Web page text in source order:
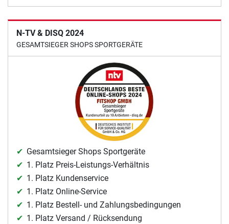
N-TV & DISQ 2024
GESAMTSIEGER SHOPS SPORTGERÄTE
Gesamtsieger Shops Sportgeräte
1. Platz Preis-Leistungs-Verhältnis
1. Platz Kundenservice
1. Platz Online-Service
1. Platz Bestell- und Zahlungsbedingungen
1. Platz Versand / Rücksendung